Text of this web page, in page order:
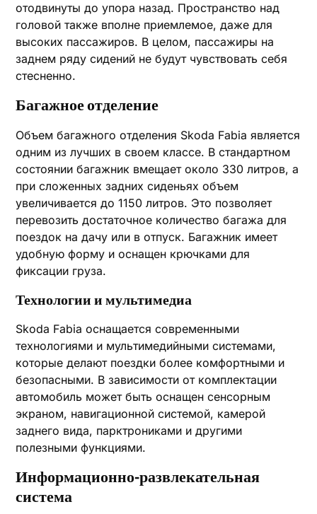
отодвинуты до упора назад. Пространство над
головой также вполне приемлемое, даже для
высоких пассажиров. В целом, пассажиры на
заднем ряду сидений не будут чувствовать себя
стесненно.
Багажное отделение
Объем багажного отделения Skoda Fabia является
одним из лучших в своем классе. В стандартном
состоянии багажник вмещает около 330 литров, а
при сложенных задних сиденьях объем
увеличивается до 1150 литров. Это позволяет
перевозить достаточное количество багажа для
поездок на дачу или в отпуск. Багажник имеет
удобную форму и оснащен крючками для
фиксации груза.
Технологии и мультимедиа
Skoda Fabia оснащается современными
технологиями и мультимедийными системами,
которые делают поездки более комфортными и
безопасными. В зависимости от комплектации
автомобиль может быть оснащен сенсорным
экраном, навигационной системой, камерой
заднего вида, парктрониками и другими
полезными функциями.
Информационно-развлекательная
система